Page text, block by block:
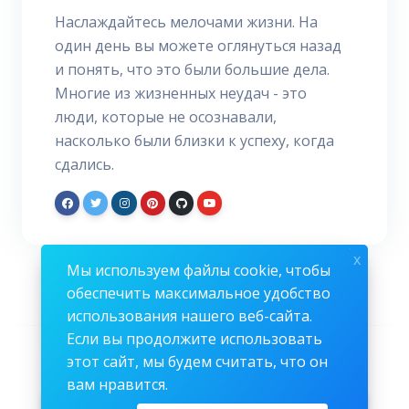
Наслаждайтесь мелочами жизни. На
один день вы можете оглянуться назад
и понять, что это были большие дела.
Многие из жизненных неудач - это
люди, которые не осознавали,
насколько были близки к успеху, когда
сдались.
Подписывайтесь на нас
Мы используем файлы cookie, чтобы
обеспечить максимальное удобство
использования нашего веб-сайта.
Если вы продолжите использовать
этот сайт, мы будем считать, что он
вам нравится.
x